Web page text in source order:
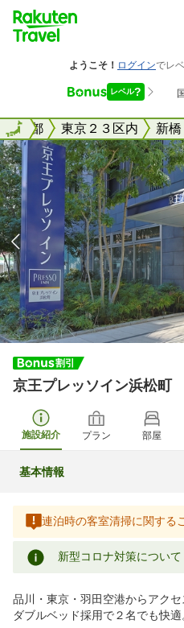
東京都 東京２３区内 新
全国
京王プレッソイン浜松町
施設紹介 プラン 部屋
基本情報
連泊時の客室清掃に関する
新型コロナ対策について
品川・東京・羽田空港からアクセ
ダブルベッド採用で２名でも快適